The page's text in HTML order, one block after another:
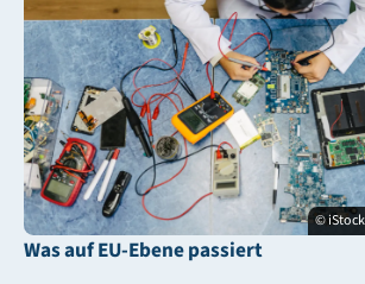
©
Was auf EU-Ebene passiert